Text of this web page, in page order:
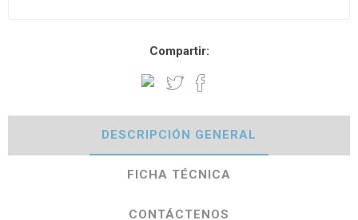
Compartir:
DESCRIPCIÓN GENERAL
FICHA TÉCNICA
CONTÁCTENOS